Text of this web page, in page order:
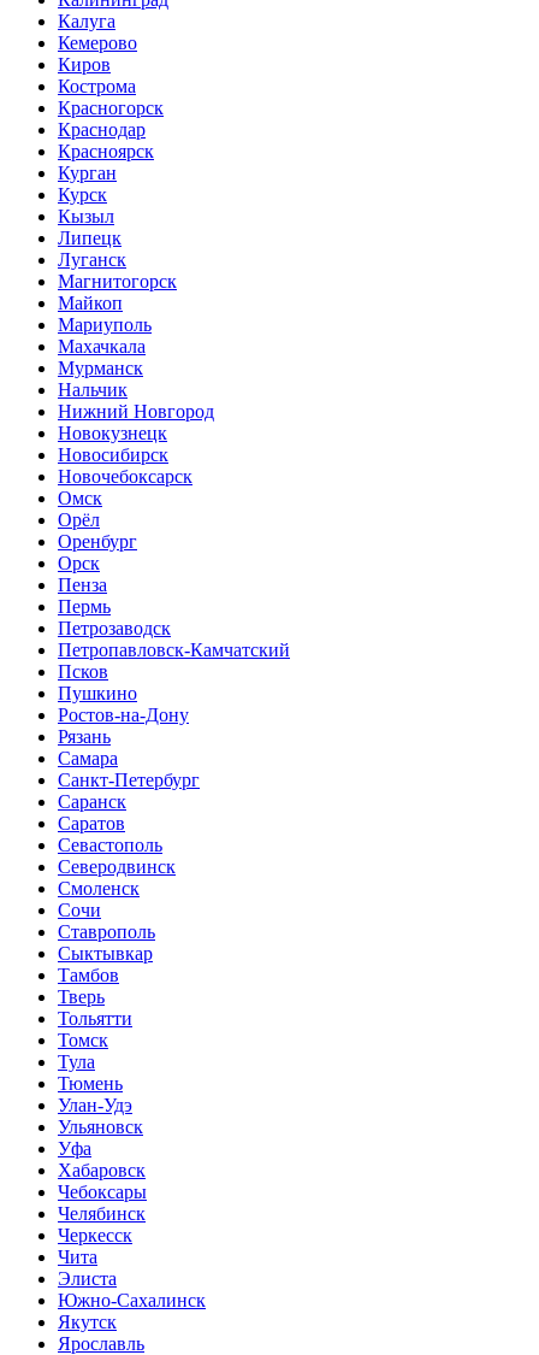
Калуга
Кемерово
Киров
Кострома
Красногорск
Краснодар
Красноярск
Курган
Курск
Кызыл
Липецк
Луганск
Магнитогорск
Майкоп
Мариуполь
Махачкала
Мурманск
Нальчик
Нижний Новгород
Новокузнецк
Новосибирск
Новочебоксарск
Омск
Орёл
Оренбург
Орск
Пенза
Пермь
Петрозаводск
Петропавловск-Камчатский
Псков
Пушкино
Ростов-на-Дону
Рязань
Самара
Санкт-Петербург
Саранск
Саратов
Севастополь
Северодвинск
Смоленск
Сочи
Ставрополь
Сыктывкар
Тамбов
Тверь
Тольятти
Томск
Тула
Тюмень
Улан-Удэ
Ульяновск
Уфа
Хабаровск
Чебоксары
Челябинск
Черкесск
Чита
Элиста
Южно-Сахалинск
Якутск
Ярославль